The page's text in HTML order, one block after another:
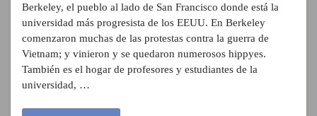
Berkeley, el pueblo al lado de San Francisco donde está la
universidad más progresista de los EEUU. En Berkeley
comenzaron muchas de las protestas contra la guerra de
Vietnam; y vinieron y se quedaron numerosos hippyes.
También es el hogar de profesores y estudiantes de la
universidad, …